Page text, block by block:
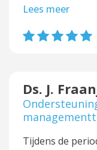
Lees meer
Ds. J.
Tijdens de